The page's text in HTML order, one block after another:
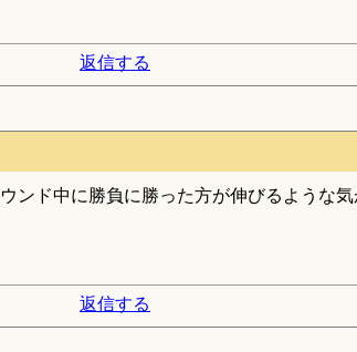
返信する
ド中に勝負に勝った方が伸びるような
返信する